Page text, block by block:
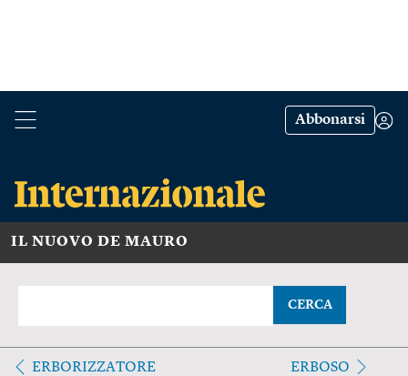
Abbonarsi
IL NUOVO DE MAURO
CERCA
ERBORIZZATORE ERBOSO